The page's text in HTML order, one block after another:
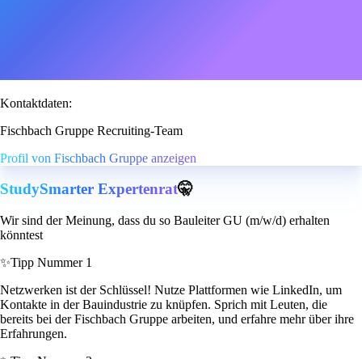
Kontaktdaten:
Fischbach Gruppe Recruiting-Team
Profil von Fischbach Gruppe anzeigen
StudySmarter Expertenrat🤫
Wir sind der Meinung, dass du so Bauleiter GU (m/w/d) erhalten
könntest
✨Tipp Nummer 1
Netzwerken ist der Schlüssel! Nutze Plattformen wie LinkedIn, um
Kontakte in der Bauindustrie zu knüpfen. Sprich mit Leuten, die
bereits bei der Fischbach Gruppe arbeiten, und erfahre mehr über ihre
Erfahrungen.